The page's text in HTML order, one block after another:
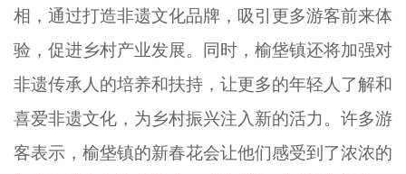
相，通过打造非遗文化品牌，吸引更多游客前来体
验，促进乡村产业发展。同时，榆垡镇还将加强对
非遗传承人的培养和扶持，让更多的年轻人了解和
喜爱非遗文化，为乡村振兴注入新的活力。许多游
客表示，榆垡镇的新春花会让他们感受到了浓浓的